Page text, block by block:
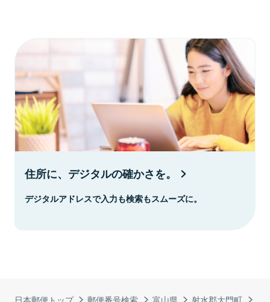
日本郵便トップ 郵便番号検索 富山県
射水郡大門町
住所に、デジタルの確かさを。
デジタルアドレスで入力も検索もスムーズに。